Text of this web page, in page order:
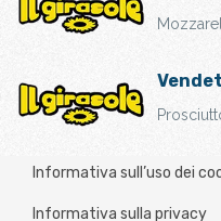
Informativa sull’uso dei
Informativa sulla privacy